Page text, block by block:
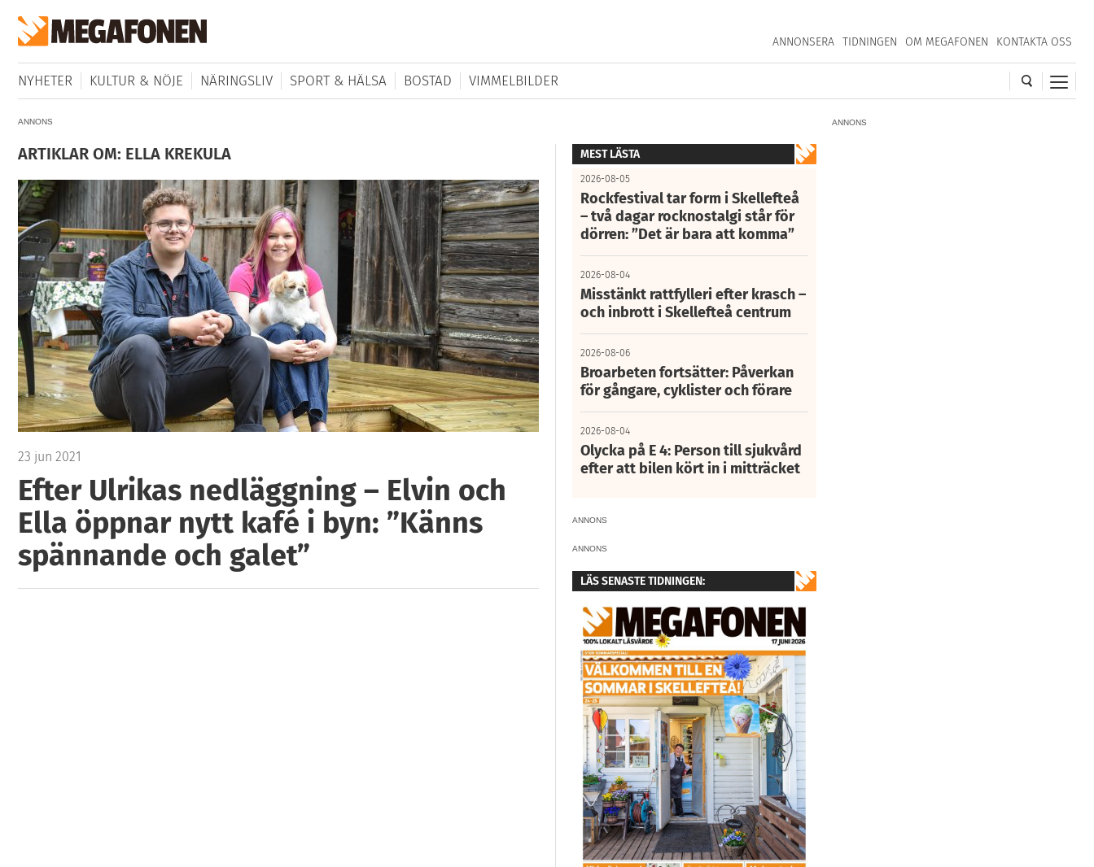
ANNONSERA TIDNINGEN OM MEGAFONEN KONTAKTA OSS
NYHETER KULTUR & NÖJE NÄRINGSLIV SPORT & HÄLSA BOSTAD VIMMELBILDER
ANNONS
ANNONS
ARTIKLAR OM: ELLA KREKULA
23 jun 2021
Efter Ulrikas nedläggning – Elvin och
Ella öppnar nytt kafé i byn: ”Känns
spännande och galet”
MEST LÄSTA
2026-08-05
Rockfestival tar form i Skellefteå
– två dagar rocknostalgi står för
dörren: ”Det är bara att komma”
2026-08-04
Misstänkt rattfylleri efter krasch –
och inbrott i Skellefteå centrum
2026-08-06
Broarbeten fortsätter: Påverkan
för gångare, cyklister och förare
2026-08-04
Olycka på E 4: Person till sjukvård
efter att bilen kört in i mitträcket
ANNONS
ANNONS
LÄS SENASTE TIDNINGEN: